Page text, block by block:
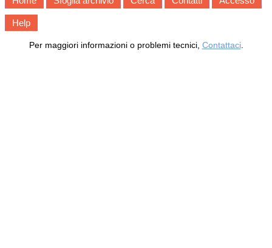
Help
Per maggiori informazioni o problemi tecnici, Contattaci.